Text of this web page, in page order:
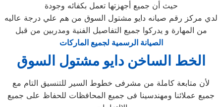
حيث أن جميع أجهزتها تعمل بكفائه وجودة
لدي مركز رقم صيانه دايو مشتول السوق من هم علي درجة عاليه
من المهارة و يدركوا جميع التفاصيل الفنية ومدربين من قبل
الصيانة الرسمية لجميع الماركات
الخط الساخن دايو مشتول السوق
لأن متابعة كاملة من مشرفى خطوط السير للتنسيق التام مع
جميع عملائنا ومهندسينا فى جميع المحافظات للحفاظ على جميع